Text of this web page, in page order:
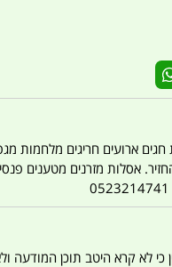
אסלות מזרנים מטענים
כי לא קרא היטב תוכן